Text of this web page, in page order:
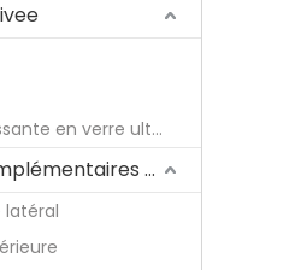
Porte coulissante en verre ultra fine
Modules complémentaires optionnels pour pergola
latéral